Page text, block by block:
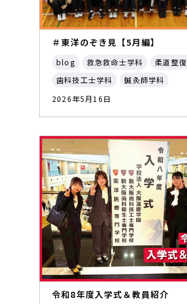
＃東洋のぞき見【5月編】
blog 救急救命士学科
柔道整
歯科技工士学科
鍼灸師学科
2026年5月16日
令和8年度入学式＆教員紹介